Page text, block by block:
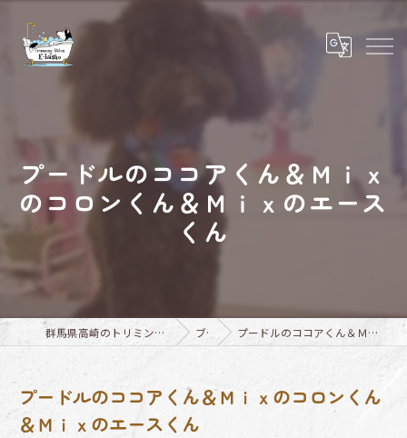
プードルのココアくん＆Ｍｉｘ
のコロンくん＆Ｍｉｘのエース
くん
群馬県高崎のトリミングならTrimming Salon E-basho ブログ プードルのココアくん＆Ｍｉｘのコロンくん＆Ｍｉｘのエースくん
プードルのココアくん＆Ｍｉｘのコロンくん
＆Ｍｉｘのエースくん